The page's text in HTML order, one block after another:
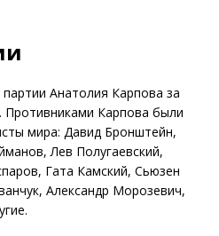
Анатолия Карпова за
Противниками Карпова были
мира: Давид Бронштейн,
Лев Полугаевский,
Гата Камский, Сьюзен
Александр Морозевич,